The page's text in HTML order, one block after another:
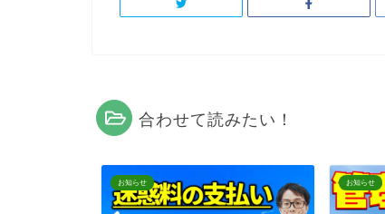
合わせて読みたい！
お知らせ お知らせ